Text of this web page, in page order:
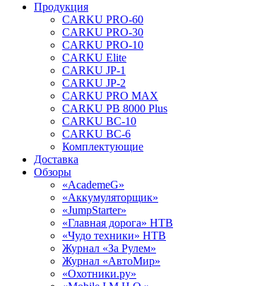
Продукция
CARKU PRO-60
CARKU PRO-30
CARKU PRO-10
CARKU Elite
CARKU JP-1
CARKU JP-2
CARKU PRO MAX
CARKU PB 8000 Plus
CARKU BC-10
CARKU BC-6
Комплектующие
Доставка
Обзоры
«AcademeG»
«Аккумуляторщик»
«JumpStarter»
«Главная дорога» НТВ
«Чудо техники» НТВ
Журнал «За Рулем»
Журнал «АвтоМир»
«Охотники.ру»